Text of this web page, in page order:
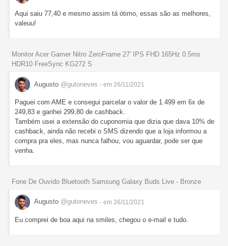
Aqui saiu 77,40 e mesmo assim tá ótimo, essas são as melhores,
valeuu!
Monitor Acer Gamer Nitro ZeroFrame 27' IPS FHD 165Hz 0.5ms
HDR10 FreeSync KG272 S
Augusto @gutoneves - em 26/11/2021
Paguei com AME e consegui parcelar o valor de 1.499 em 6x de
249,83 e ganhei 299,80 de cashback.
Também usei a extensão do cuponomia que dizia que dava 10% de
cashback, ainda não recebi o SMS dizendo que a loja informou a
compra pra eles, mas nunca falhou, vou aguardar, pode ser que
venha.
Fone De Ouvido Bluetooth Samsung Galaxy Buds Live - Bronze
Augusto @gutoneves - em 26/11/2021
Eu comprei de boa aqui na smiles, chegou o e-mail e tudo.